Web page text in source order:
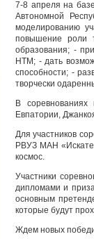
7-8 апреля на
Автономной
моделированию
повышение роли
образования; -
НТМ; - дать
способности; -
творчески
В
Евпатории,
Для участников
РВУЗ МАН
космос.
Участники
дипломами и
основным
которые будут
Ждем новых